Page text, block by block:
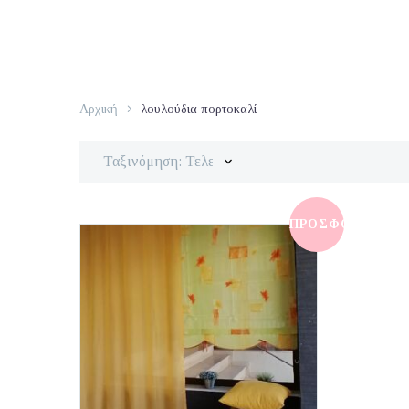
Αρχική λουλούδια πορτοκαλί
Ταξινόμηση: Τελευταία
ΠΡΟΣΦΟΡΆ!